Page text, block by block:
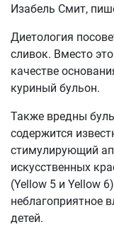
Изабель Смит,
Диетология
сливок. Вместо
качестве
куриный бульон.
Также вредны
содержится
стимулирующий
искусственных
(Yellow 5 и Yellow
неблагоприятное
детей.